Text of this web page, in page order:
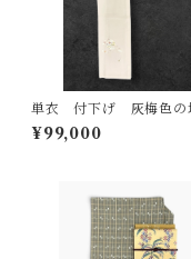
単衣 付下げ 灰梅色
雪輪をかたどったような
優雅な小花の柄 しつけ
¥99,000